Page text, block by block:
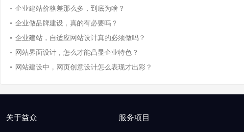
企业建站价格差那么多，到底为啥？
企业做品牌建设，真的有必要吗？
企业建站，自适应网站设计真的必须做吗？
网站界面设计，怎么才能凸显企业特色？
网站建设中，网页创意设计怎么表现才出彩？
关于益众 服务项目